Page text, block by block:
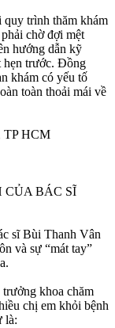
quy trình thăm khám
chờ đợi mệt
hướng dẫn kỹ
hẹn trước. Đồng
khám có yếu tố
toàn thoải mái về
TP HCM
CỦA BÁC SĨ
sĩ Bùi Thanh Vân
và sự “mát tay”
khoa chăm
chị em khỏi bệnh
là: